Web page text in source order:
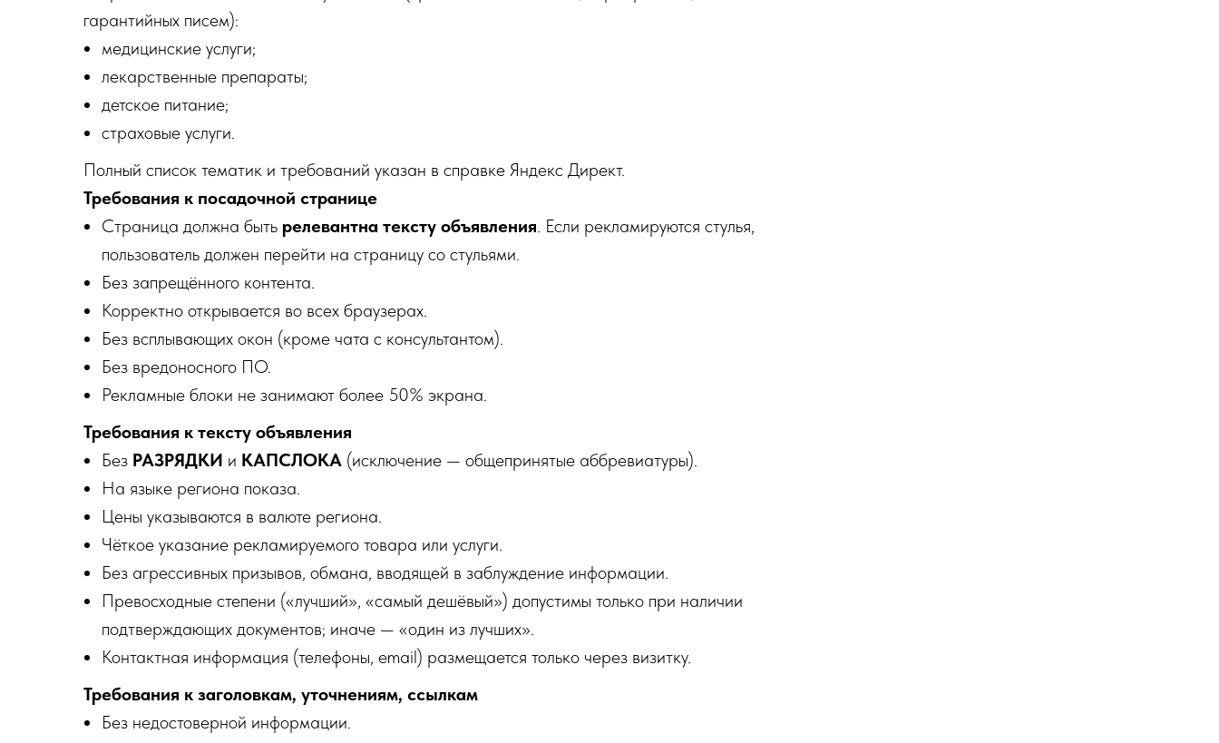
гарантийных писем):
медицинские услуги;
лекарственные препараты;
детское питание;
страховые услуги.
Полный список тематик и требований указан в справке Яндекс Директ.
Требования к посадочной странице
Страница должна быть релевантна тексту объявления. Если рекламируются стулья,
пользователь должен перейти на страницу со стульями.
Без запрещённого контента.
Корректно открывается во всех браузерах.
Без всплывающих окон (кроме чата с консультантом).
Без вредоносного ПО.
Рекламные блоки не занимают более 50% экрана.
Требования к тексту объявления
Без РАЗРЯДКИ и КАПСЛОКА (исключение — общепринятые аббревиатуры).
На языке региона показа.
Цены указываются в валюте региона.
Чёткое указание рекламируемого товара или услуги.
Без агрессивных призывов, обмана, вводящей в заблуждение информации.
Превосходные степени («лучший», «самый дешёвый») допустимы только при наличии
подтверждающих документов; иначе — «один из лучших».
Контактная информация (телефоны, email) размещается только через визитку.
Требования к заголовкам, уточнениям, ссылкам
Без недостоверной информации.